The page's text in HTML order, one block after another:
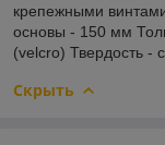
крепежными
основы - 150 мм
(velcro) Твердость -
Скрыть